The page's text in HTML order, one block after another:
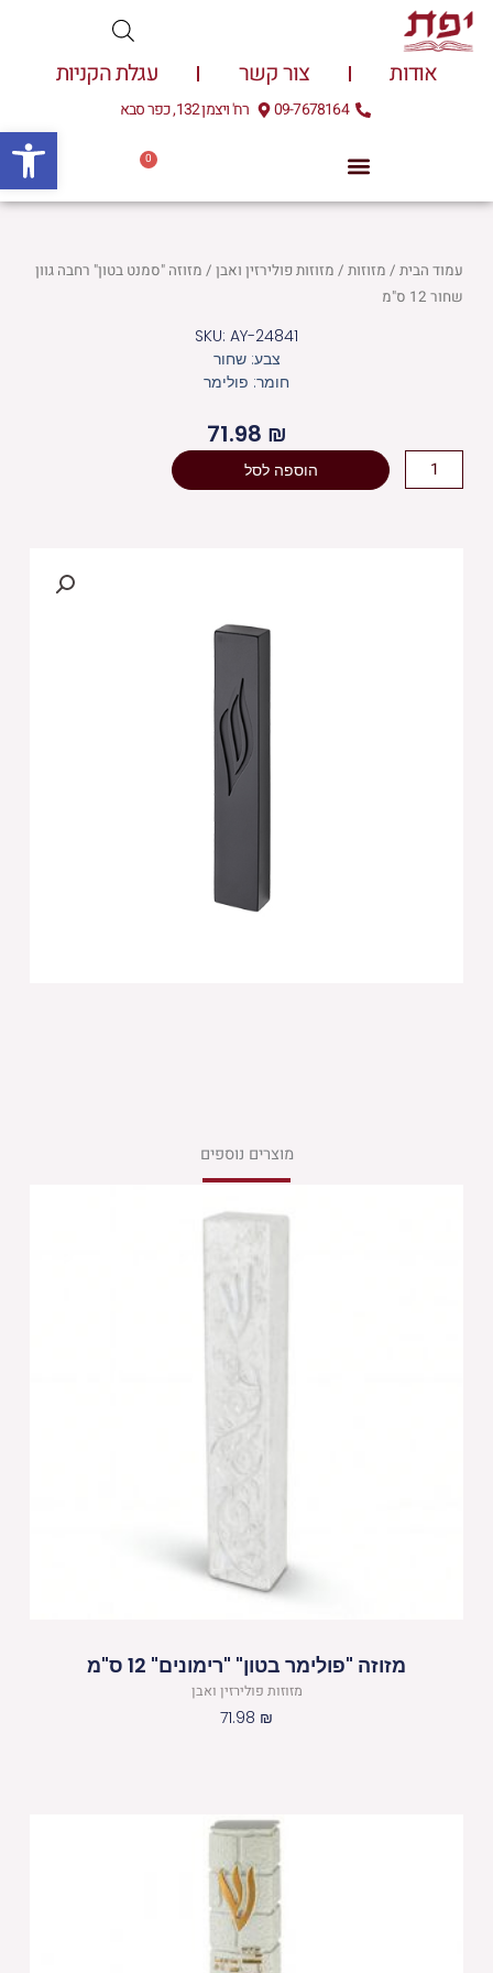
דילוג
לתוכן
אודות צור קשר עגלת הקניות
09-7678164 רח' ויצמן 132, כפר סבא
0
עגלת
עמוד הבית/ מזוזות/ מזוזות פולירזין ואבן/ מזוזה "סמנט בטון" רחבה גוון
שחור 12 ס"מ
SKU: AY-24841
צבע: שחור
חומר: פולימר
71.98 ₪
כמות
של
הוספה לסל
מוצרים נוספים
מזוזה "פולימר בטון" "רימונים" 12 ס"מ
מזוזות פולירזין ואבן
71.98 ₪